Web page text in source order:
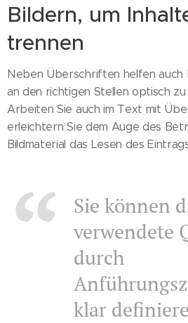
Bildern, um
trennen
Neben Überschriften helfen auch
an den richtigen Stellen optisch
Arbeiten Sie auch im Text mit
erleichtern Sie dem Auge des
Bildmaterial das Lesen des
Sie können
verwendete
durch
klar